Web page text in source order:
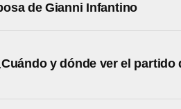
de Gianni Infantino
y dónde ver el partido